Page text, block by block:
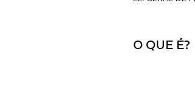
O QUE É?